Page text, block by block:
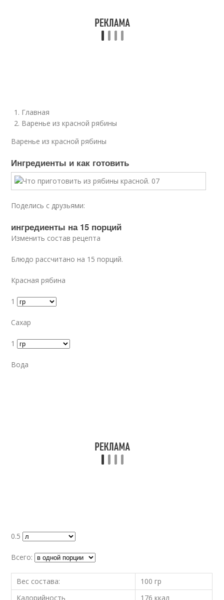
Главная
Варенье из красной рябины
Варенье из красной рябины
Ингредиенты и как готовить
Поделись с друзьями:
ингредиенты на 15 порций
Изменить состав рецепта
Блюдо рассчитано на 15 порций.
Красная рябина
1
Сахар
1
Вода
0.5
Всего:
Вес состава:
100 гр
Калорийность
176 ккал